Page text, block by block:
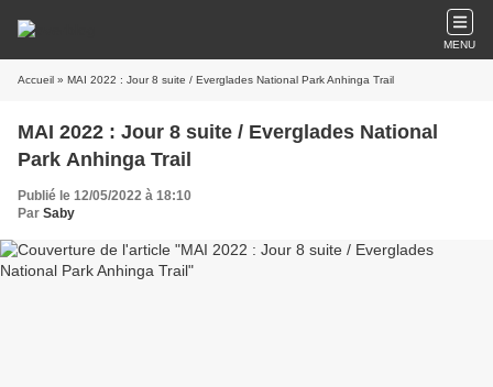
MENU
Accueil » MAI 2022 : Jour 8 suite / Everglades National Park Anhinga Trail
MAI 2022 : Jour 8 suite / Everglades National
Park Anhinga Trail
Publié le 12/05/2022 à 18:10
Par Saby